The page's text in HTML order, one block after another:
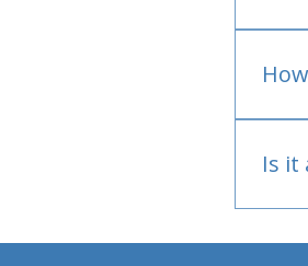
Is it